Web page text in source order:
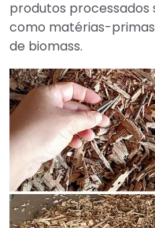
produtos processados
como matérias-
de biomass.